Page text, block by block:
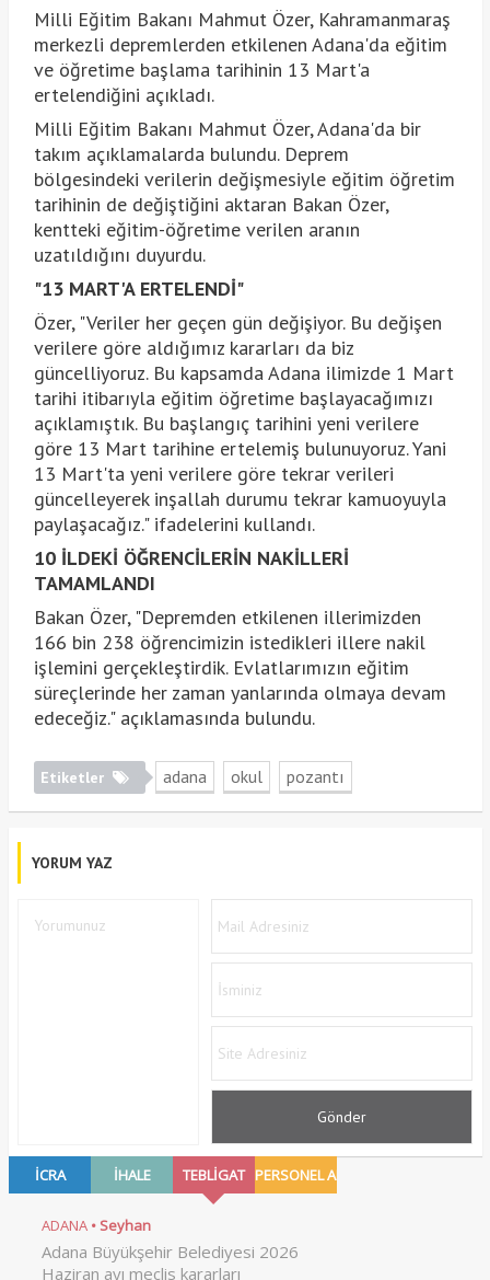
Milli Eğitim Bakanı Mahmut Özer, Kahramanmaraş
merkezli depremlerden etkilenen Adana'da eğitim
ve öğretime başlama tarihinin 13 Mart'a
ertelendiğini açıkladı.
Milli Eğitim Bakanı Mahmut Özer, Adana'da bir
takım açıklamalarda bulundu. Deprem
bölgesindeki verilerin değişmesiyle eğitim öğretim
tarihinin de değiştiğini aktaran Bakan Özer,
kentteki eğitim-öğretime verilen aranın
uzatıldığını duyurdu.
"13 MART'A ERTELENDİ"
Özer, "Veriler her geçen gün değişiyor. Bu değişen
verilere göre aldığımız kararları da biz
güncelliyoruz. Bu kapsamda Adana ilimizde 1 Mart
tarihi itibarıyla eğitim öğretime başlayacağımızı
açıklamıştık. Bu başlangıç tarihini yeni verilere
göre 13 Mart tarihine ertelemiş bulunuyoruz. Yani
13 Mart'ta yeni verilere göre tekrar verileri
güncelleyerek inşallah durumu tekrar kamuoyuyla
paylaşacağız." ifadelerini kullandı.
10 İLDEKİ ÖĞRENCİLERİN NAKİLLERİ
TAMAMLANDI
Bakan Özer, "Depremden etkilenen illerimizden
166 bin 238 öğrencimizin istedikleri illere nakil
işlemini gerçekleştirdik. Evlatlarımızın eğitim
süreçlerinde her zaman yanlarında olmaya devam
edeceğiz." açıklamasında bulundu.
Etiketler adana okul pozantı
YORUM YAZ